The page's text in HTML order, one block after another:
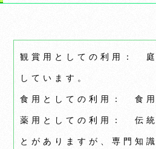
観賞用としての利用： 庭
しています。
食用としての利用： 食用
薬用としての利用： 伝統
とがありますが、専門知